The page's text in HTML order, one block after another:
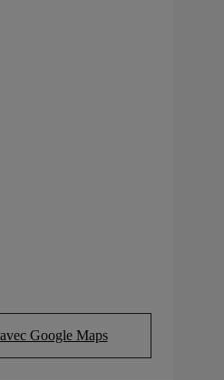
Google Maps
in new tab)